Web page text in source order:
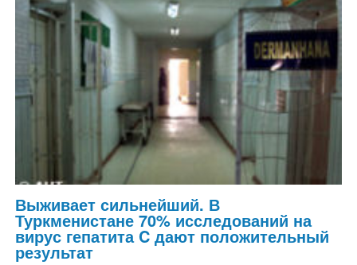
Выживает сильнейший. В
Туркменистане 70% исследований на
вирус гепатита C дают положительный
результат